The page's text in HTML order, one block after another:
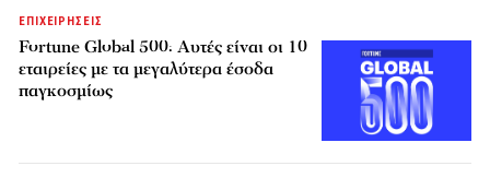
ΕΠΙΧΕΙΡΗΣΕΙΣ
Fortune Global 500: Αυτές είναι οι 10
εταιρείες με τα μεγαλύτερα έσοδα
παγκοσμίως